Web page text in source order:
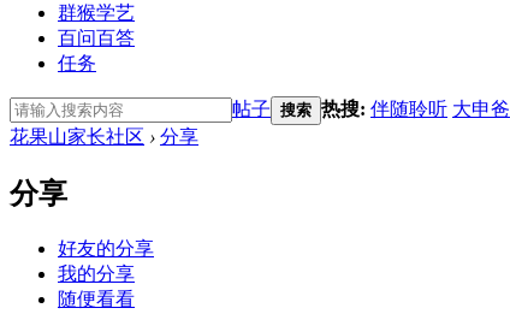
群猴学艺
百问百答
任务
帖子 搜索 热搜: 伴随聆听 大申爸
花果山家长社区 › 分享
分享
好友的分享
我的分享
随便看看